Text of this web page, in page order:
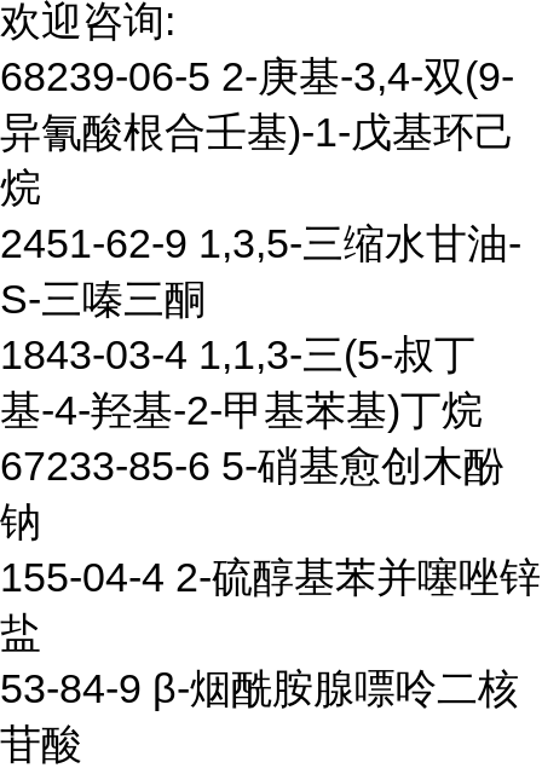
欢迎咨询:
68239-06-5 2-庚基-3,4-双(9-
异氰酸根合壬基)-1-戊基环己
烷
2451-62-9 1,3,5-三缩水甘油-
S-三嗪三酮
1843-03-4 1,1,3-三(5-叔丁
基-4-羟基-2-甲基苯基)丁烷
67233-85-6 5-硝基愈创木酚
钠
155-04-4 2-硫醇基苯并噻唑锌
盐
53-84-9 β-烟酰胺腺嘌呤二核
苷酸